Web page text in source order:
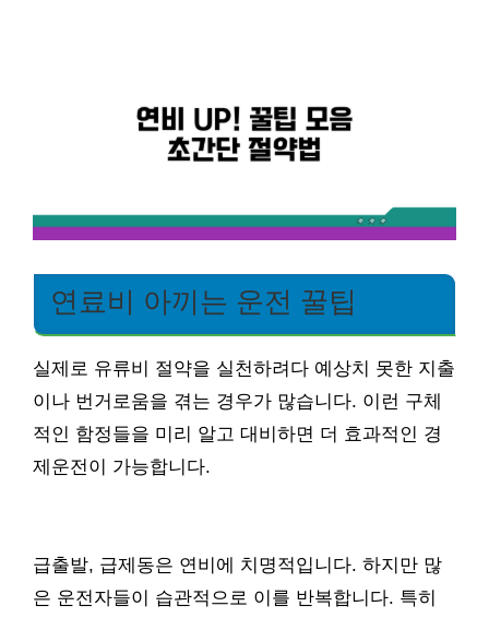
연료비 아끼는 운전 꿀팁
실제로 유류비 절약을 실천하려다 예상치 못한 지출
이나 번거로움을 겪는 경우가 많습니다. 이런 구체
적인 함정들을 미리 알고 대비하면 더 효과적인 경
제운전이 가능합니다.
급출발, 급제동은 연비에 치명적입니다. 하지만 많
은 운전자들이 습관적으로 이를 반복합니다. 특히